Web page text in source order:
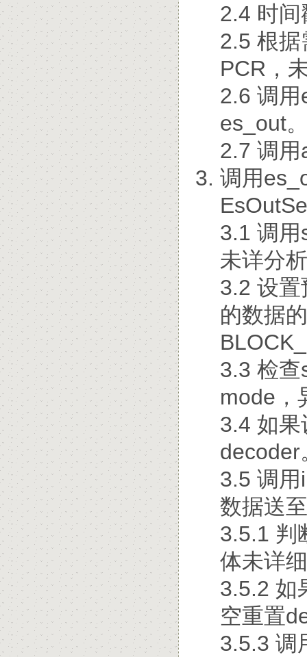
2.4 时
2.5 根
PCR，
2.6 调
es_out
2.7 调
调用
3.1 调
未详分
3.2 设
的数据
3.3 检
mode，
3.4 如
decoder
3.5 调
数据送
3.5.1 判
体未详
3.5.2 如
空重置
3.5.3 调